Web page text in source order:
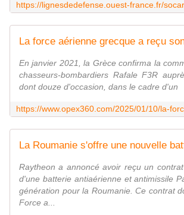
En janvier 2021, la Grèce confirma la
chasseurs-bombardiers Rafale F3R
dont douze d'occasion, dans le cadre d'un
Raytheon a annoncé avoir reçu un
d'une batterie antiaérienne et antimissile
génération pour la Roumanie. Ce contrat
Force a...